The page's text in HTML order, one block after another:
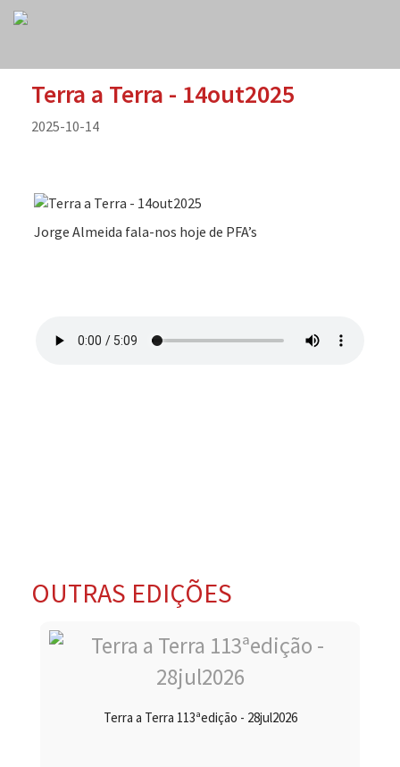
Terra a Terra - 14out2025
2025-10-14
Jorge Almeida fala-nos hoje de PFA’s
OUTRAS EDIÇÕES
Terra a Terra 113ªedição - 28jul2026